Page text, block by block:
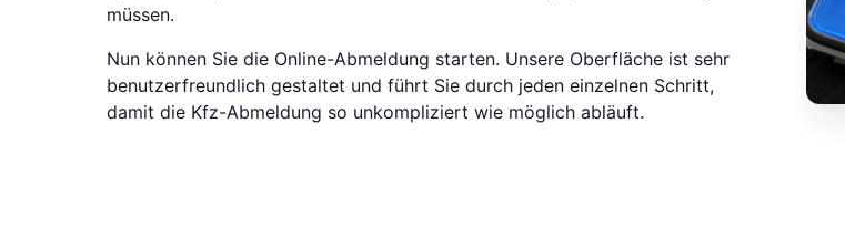
müssen.
Nun können Sie die Online-Abmeldung starten. Unsere Oberfläche ist sehr
benutzerfreundlich gestaltet und führt Sie durch jeden einzelnen Schritt,
damit die Kfz-Abmeldung so unkompliziert wie möglich abläuft.